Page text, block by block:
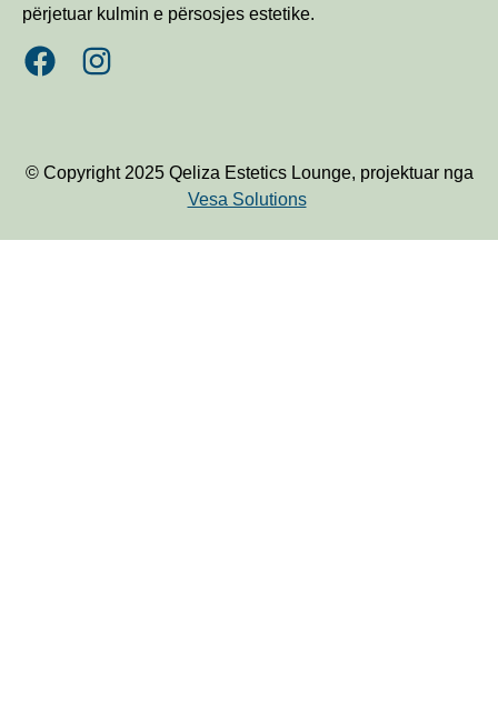
përjetuar kulmin e përsosjes estetike.
© Copyright 2025 Qeliza Estetics Lounge, projektuar nga
Vesa Solutions